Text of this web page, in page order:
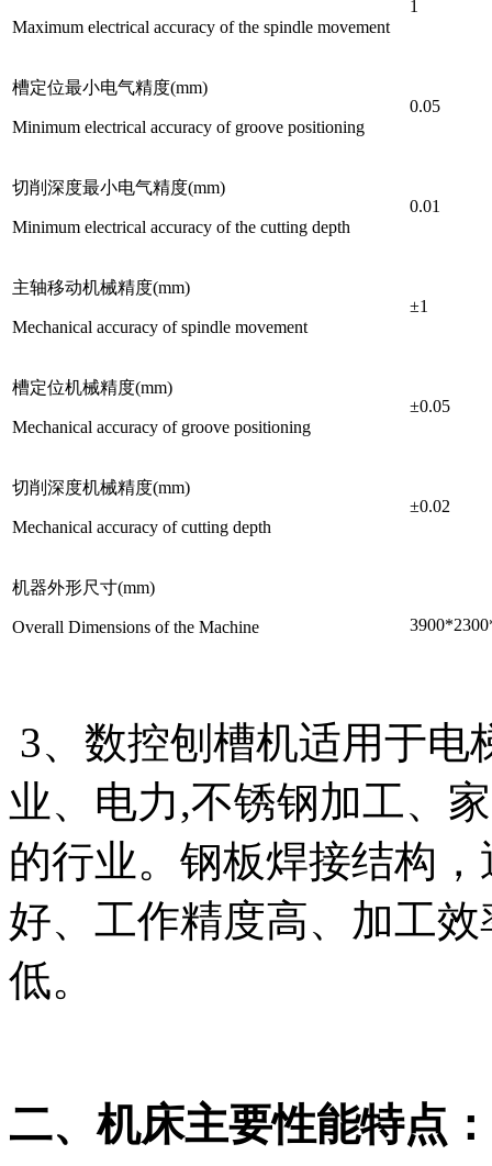
Maximum electrical accuracy of the spindle movement
1
槽定位最小电气精度(mm)
Minimum electrical accuracy of groove positioning
0.05
切削深度最小电气精度(mm)
Minimum electrical accuracy of the cutting depth
0.01
主轴移动机械精度(mm)
Mechanical accuracy of spindle movement
±1
槽定位机械精度(mm)
Mechanical accuracy of groove positioning
±0.05
切削深度机械精度(mm)
Mechanical accuracy of cutting depth
±0.02
机器外形尺寸(mm)
Overall Dimensions of the Machine
3、数控刨槽机适用于电
业、电力,不锈钢加工、
的行业。钢板焊接结构
好、工作精度高、加工
低。
二、机床主要性能特点